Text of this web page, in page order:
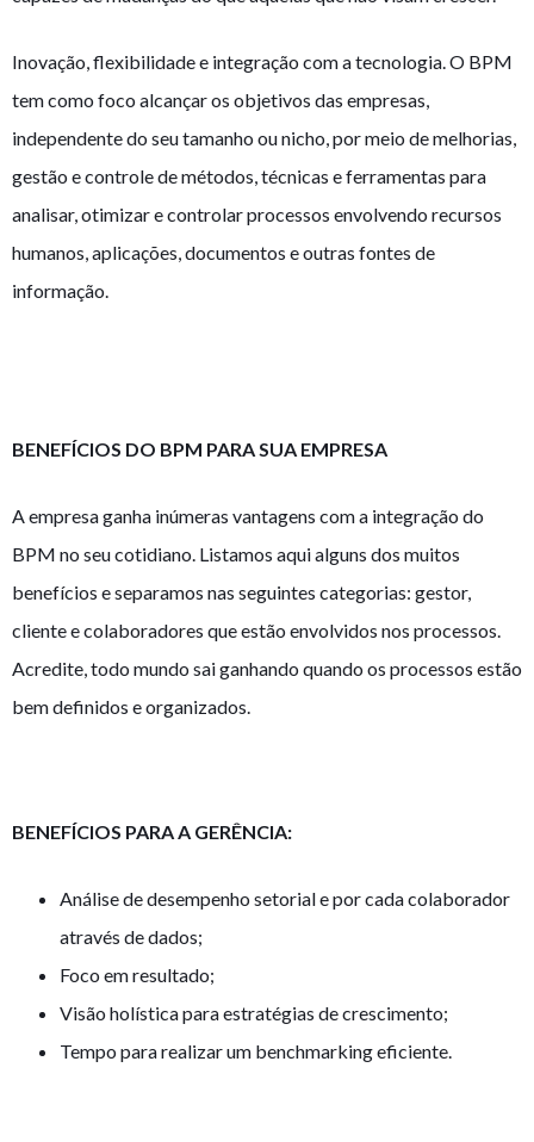
Inovação, flexibilidade e integração com a tecnologia. O BPM
tem como foco alcançar os objetivos das empresas,
independente do seu tamanho ou nicho, por meio de melhorias,
gestão e controle de métodos, técnicas e ferramentas para
analisar, otimizar e controlar processos envolvendo recursos
humanos, aplicações, documentos e outras fontes de
informação.
BENEFÍCIOS DO BPM PARA SUA EMPRESA
A empresa ganha inúmeras vantagens com a integração do
BPM no seu cotidiano. Listamos aqui alguns dos muitos
benefícios e separamos nas seguintes categorias: gestor,
cliente e colaboradores que estão envolvidos nos processos.
Acredite, todo mundo sai ganhando quando os processos estão
bem definidos e organizados.
BENEFÍCIOS PARA A GERÊNCIA:
Análise de desempenho setorial e por cada colaborador
através de dados;
Foco em resultado;
Visão holística para estratégias de crescimento;
Tempo para realizar um benchmarking eficiente.